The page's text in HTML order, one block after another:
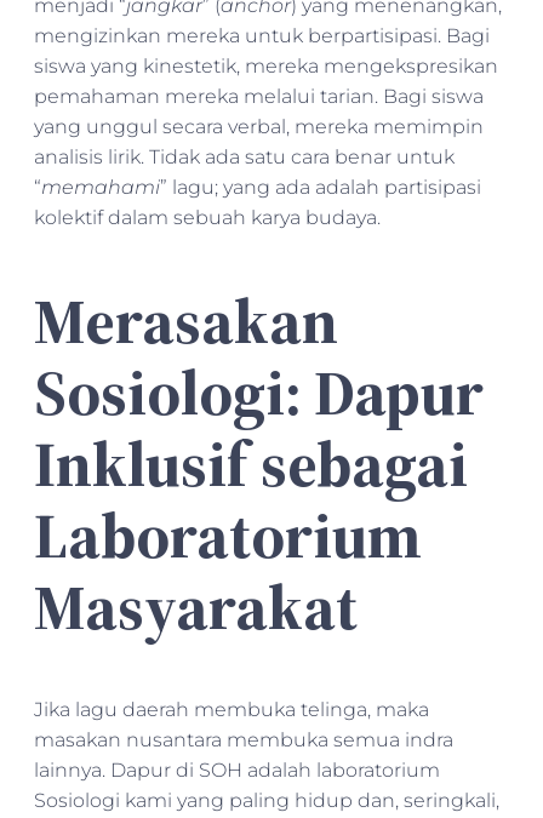
menjadi “jangkar” (anchor) yang menenangkan,
mengizinkan mereka untuk berpartisipasi. Bagi
siswa yang kinestetik, mereka mengekspresikan
pemahaman mereka melalui tarian. Bagi siswa
yang unggul secara verbal, mereka memimpin
analisis lirik. Tidak ada satu cara benar untuk
“memahami” lagu; yang ada adalah partisipasi
kolektif dalam sebuah karya budaya.
Merasakan
Sosiologi: Dapur
Inklusif sebagai
Laboratorium
Masyarakat
Jika lagu daerah membuka telinga, maka
masakan nusantara membuka semua indra
lainnya. Dapur di SOH adalah laboratorium
Sosiologi kami yang paling hidup dan, seringkali,